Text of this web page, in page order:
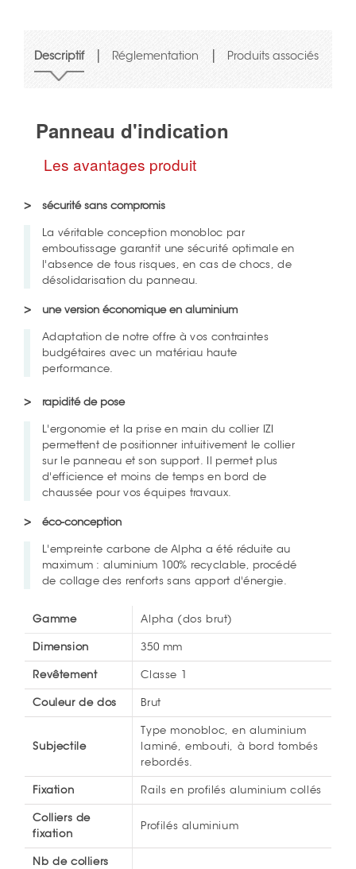
Descriptif | Réglementation | Produits associés
Panneau d'indication
Les avantages produit
sécurité sans compromis
La véritable conception monobloc par
emboutissage garantit une sécurité optimale en
l'absence de tous risques, en cas de chocs, de
désolidarisation du panneau.
une version économique en aluminium
Adaptation de notre offre à vos contraintes
budgétaires avec un matériau haute
performance.
rapidité de pose
L'ergonomie et la prise en main du collier IZI
permettent de positionner intuitivement le collier
sur le panneau et son support. Il permet plus
d'efficience et moins de temps en bord de
chaussée pour vos équipes travaux.
éco-conception
L'empreinte carbone de Alpha a été réduite au
maximum : aluminium 100% recyclable, procédé
de collage des renforts sans apport d'énergie.
Gamme Alpha (dos brut)
Dimension 350 mm
Revêtement Classe 1
Couleur de dos Brut
Subjectile
Type monobloc, en aluminium
laminé, embouti, à bord tombés
rebordés.
Fixation Rails en profilés aluminium collés
Colliers de
fixation
Profilés aluminium
Nb de colliers